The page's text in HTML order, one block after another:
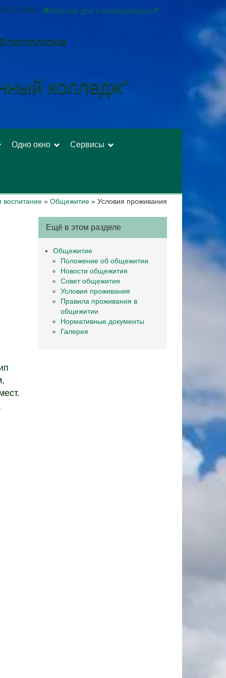
БЕЛ ENG Версия для слабовидящих🔎
колледж"
Одно окно Сервисы
воспитание » Общежитие » Условия проживания
Ещё в этом разделе
Общежитие
Положение об общежитии
Новости общежития
Совет общежития
Условия проживания
Правила проживания в
общежитии
Нормативные документы
Галерея